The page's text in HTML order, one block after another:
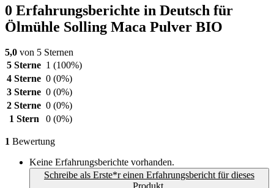
0 Erfahrungsberichte in Deutsch für
Ölmühle Solling Maca Pulver BIO
5,0 von 5 Sternen
5 Sterne 1 (100%)
4 Sterne 0 (0%)
3 Sterne 0 (0%)
2 Sterne 0 (0%)
1 Stern
0 (0%)
1 Bewertung
Keine Erfahrungsberichte vorhanden.
Schreibe als Erste*r einen Erfahrungsbericht für dieses